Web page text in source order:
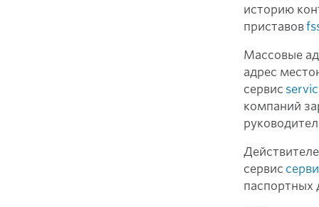
историю
приставов
Массовые
адрес
сервис
компаний
сервис
паспортных